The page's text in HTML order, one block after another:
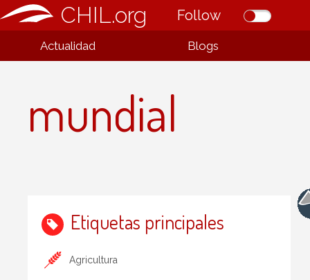
CHIL.org Follow
Actualidad Blogs
mundial
Etiquetas principales
Agricultura